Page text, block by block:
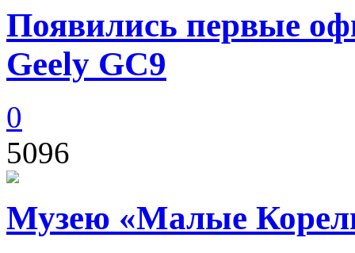
Появились первые
Geely GC9
0
5096
Музею «Малые